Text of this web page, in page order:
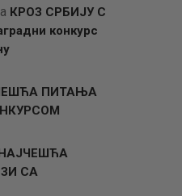
КРОЗ СРБИЈУ С
конкурс
ПИТАЊА
СА